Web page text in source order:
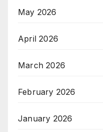
May 2026
April 2026
March 2026
February 2026
January 2026